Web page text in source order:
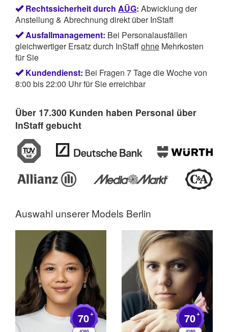
Rechtssicherheit durch AÜG: Abwicklung der
Anstellung & Abrechnung direkt über InStaff
Ausfallmanagement: Bei Personalausfällen
gleichwertiger Ersatz durch InStaffohne Mehrkosten
für Sie
Kundendienst: Bei Fragen 7 Tage die Woche von
8:00 bis 22:00 Uhr für Sie erreichbar
Über 17.300 Kunden haben Personal über
InStaff gebucht
Auswahl unsererModels Berlin
70+ 70+